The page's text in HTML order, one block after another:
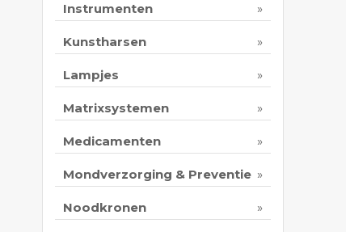
Instrumenten
Kunstharsen
Lampjes
Matrixsystemen
Medicamenten
Mondverzorging & Preventie
Noodkronen